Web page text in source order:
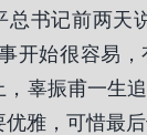
总书记前两天
开始很容易
，辜振甫一生
雅，可惜最后